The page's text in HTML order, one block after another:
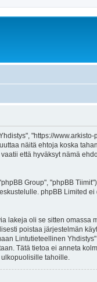
"https://
näitä ehtoja koska
että hyväksyt nämä
Group", "phpBB
phpBB Limited
lakeja oli se sitten omassa
poistaa järjestelmän
Lintutieteellinen
Tätä tietoa ei anneta
tahoille.